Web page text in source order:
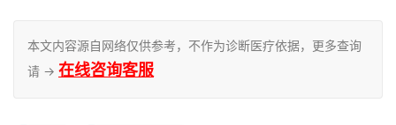
本文内容源自网络仅供参考，不作为诊断医疗依据，更多查询
请 → 在线咨询客服